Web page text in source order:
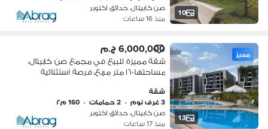
10
صن كابيتال، حدائق اكتوبر
منذ 16 ساعات
13
مميز 6,000,000 ج.م
شقة مميزة للبيع في مجمع صن كابيتال،
مساحتها ١٦٠ متر مربع، فرصة استثنائية
شقة
3 غرف نوم
• 2 حمامات • 160 م٢
صن كابيتال، حدائق اكتوبر
منذ 17 ساعات